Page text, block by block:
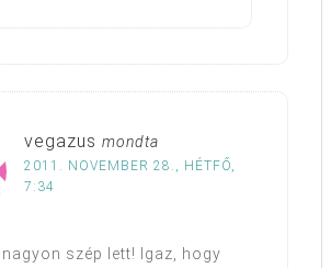
vegazus mondta
2011. NOVEMBER 28., HÉTFŐ,
7:34
szép lett! Igaz, hogy